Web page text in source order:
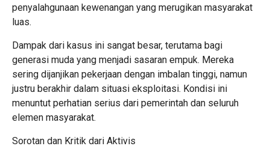
penyalahgunaan kewenangan yang merugikan masyarakat
luas.
Dampak dari kasus ini sangat besar, terutama bagi
generasi muda yang menjadi sasaran empuk. Mereka
sering dijanjikan pekerjaan dengan imbalan tinggi, namun
justru berakhir dalam situasi eksploitasi. Kondisi ini
menuntut perhatian serius dari pemerintah dan seluruh
elemen masyarakat.
Sorotan dan Kritik dari Aktivis